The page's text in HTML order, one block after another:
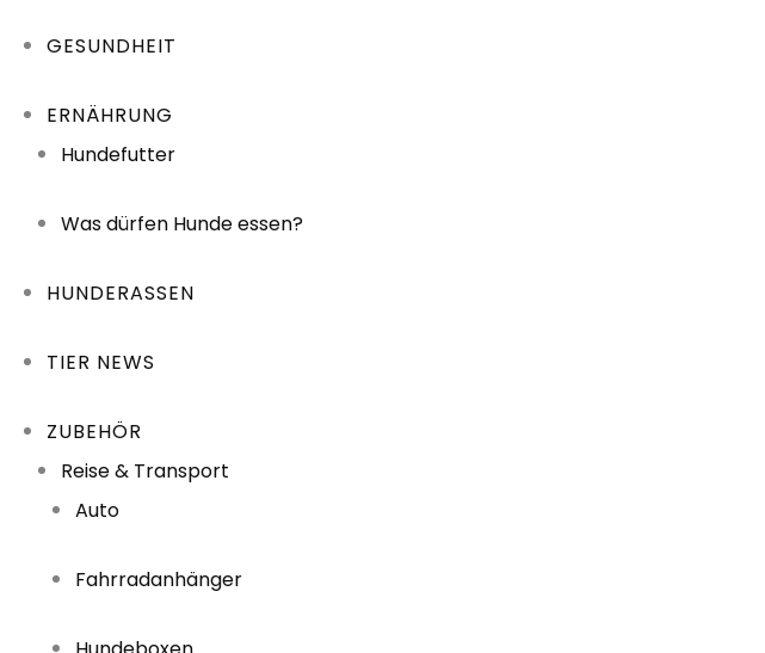
GESUNDHEIT
ERNÄHRUNG
Hundefutter
Was dürfen Hunde essen?
HUNDERASSEN
TIER NEWS
ZUBEHÖR
Reise & Transport
Auto
Fahrradanhänger